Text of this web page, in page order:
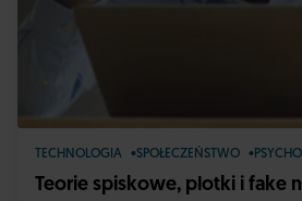
TECHNOLOGIA SPOŁECZEŃSTWO
Teorie spiskowe, plotki i fake